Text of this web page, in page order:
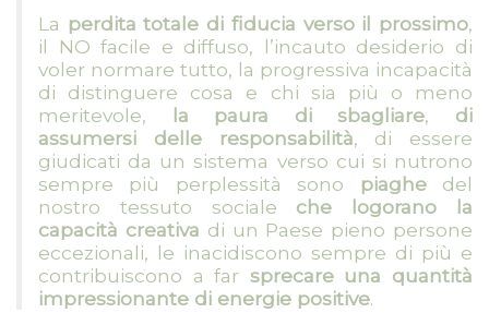
La perdita totale di fiducia verso il prossimo,
il NO facile e diffuso, l’incauto desiderio di
voler normare tutto, la progressiva incapacità
di distinguere cosa e chi sia più o meno
meritevole,
la paura di sbagliare, di
assumersi delle responsabilità, di essere
giudicati da un sistema verso cui si nutrono
sempre più perplessità sono piaghe del
nostro tessuto sociale che logorano la
capacità creativa di un Paese pieno persone
eccezionali, le inacidiscono sempre di più e
contribuiscono a far sprecare una quantità
impressionante di energie positive.